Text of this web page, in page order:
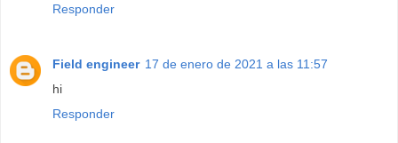
Responder
Field engineer 17 de enero de 2021 a las 11:57
hi
Responder